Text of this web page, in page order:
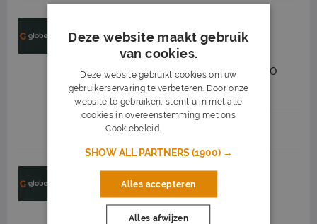
Almere Stad
2.650 tot 3.200 32 - 40 uur
MBO
nieuw
Job highlights
Medewerker groenvoorziening in
Almere Stad
Deze website maakt gebruik
van cookies.
Deze website gebruikt cookies om uw
gebruikerservaring te verbeteren. Door onze
website te gebruiken, stemt u in met alle
cookies in overeenstemming met ons
Cookiebeleid.
SHOW ALL PARTNERS(1900) →
Alles accepteren
Alles afwijzen